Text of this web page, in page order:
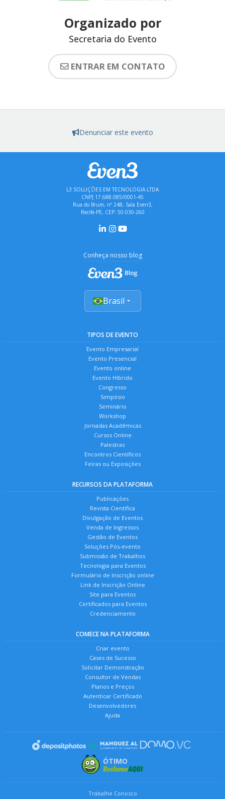
Organizado por
Secretaria do Evento
ENTRAR EM CONTATO
Denunciar este evento
L3 SOLUÇÕES EM TECNOLOGIA LTDA
CNPJ 17.688.085/0001-45
Rua do Brum, nº 248, Sala Even3,
Recife-PE, CEP: 50.030-260
Conheça nosso blog
Brasil
TIPOS DE EVENTO
Evento Empresarial
Evento Presencial
Evento online
Evento Híbrido
Congresso
Simpósio
Seminário
Workshop
Jornadas Acadêmicas
Cursos Online
Palestras
Encontros Científicos
Feiras ou Exposições
RECURSOS DA PLATAFORMA
Publicações
Revista Científica
Divulgação de Eventos
Venda de Ingressos
Gestão de Eventos
Soluções Pós-evento
Submissão de Trabalhos
Tecnologia para Eventos
Formulário de Inscrição online
Link de Inscrição Online
Site para Eventos
Certificados para Eventos
Credenciamento
COMECE NA PLATAFORMA
Criar evento
Cases de Sucesso
Solicitar Demonstração
Consultor de Vendas
Planos e Preços
Autenticar Certificado
Desenvolvedores
Ajuda
ÓTIMO
Trabalhe Conosco